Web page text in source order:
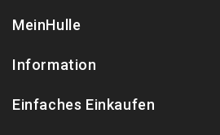
MeinHulle
Information
Einfaches Einkaufen